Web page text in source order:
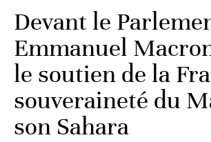
Devant le
Emmanuel
le soutien de la
souveraineté du
son Sahara